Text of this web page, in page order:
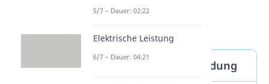
Schwingkreis auch
Schwingkreis Anwendung
5/7 – Dauer: 02:22
Elektrische Leistung
6/7 – Dauer: 04:21